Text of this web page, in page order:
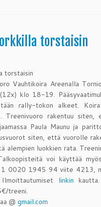
torstaisin
torstaisin
Vauhtikoira Areenalla
klo 18-19.
rally-tokon alkeet.
Treenivuoro rakentuu siten,
Paula Maunu ja
siten, että vuorolle
alempien luokkien rata.
voi käyttää myös
0020 1945 94 viite 4213,
linkin
treeni.
@ gmail.com